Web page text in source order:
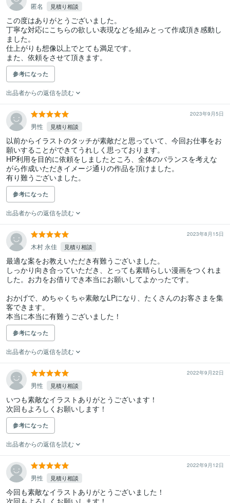
匿名 見積り相談
この度はありがとうございました。
丁寧な対応にこちらの欲しい表現などを組みとって作成頂き感動し
ました。
仕上がりも想像以上でとても満足です。
また、依頼をさせて頂きます。
参考になった
出品者からの返信を読む
2023年9月5日
男性 見積り相談
以前からイラストのタッチが素敵だと思っていて、今回お仕事をお
願いすることができてうれしく思っております。
HP利用を目的に依頼をしましたところ、全体のバランスを考えな
がら作成いただきイメージ通りの作品を頂けました。
有り難うございました。
参考になった
出品者からの返信を読む
2023年8月15日
木村 永佳 見積り相談
最適な案をお教えいただき有難うございました。
しっかり向き合っていただき、とっても素晴らしい漫画をつくれま
した。お力をお借りでき本当にお願いしてよかったです。
おかげで、めちゃくちゃ素敵なLPになり、たくさんのお客さまを集
客できます。
本当に本当に有難うございました！
参考になった
出品者からの返信を読む
2022年9月22日
男性 見積り相談
いつも素敵なイラストありがとうございます！
次回もよろしくお願いします！
参考になった
出品者からの返信を読む
2022年9月12日
男性 見積り相談
今回も素敵なイラストありがとうございました！